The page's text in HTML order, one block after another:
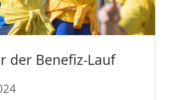
der Benefiz-Lauf